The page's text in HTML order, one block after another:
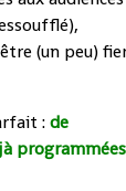
(un peu)
:de
programmées